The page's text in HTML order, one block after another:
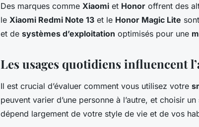
Des marques comme Xiaomi et Honor offrent des
le Xiaomi Redmi Note 13 et le Honor Magic Lite
et de systèmes d’exploitation optimisés pour une
Les usages quotidiens influencent
Il est crucial d’évaluer comment vous utilisez votre
peuvent varier d’une personne à l’autre, et choisir un
dépend largement de votre style de vie et de vos